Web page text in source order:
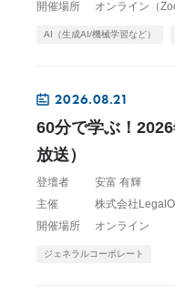
開催場所
オンライン（
AI（生成AI/機械学習など）
2026.08.21
60分で学ぶ！
放送）
登壇者
安富 有輝
主催
株式会社
開催場所
オンライン
ジェネラルコーポレート